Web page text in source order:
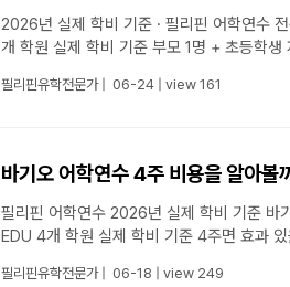
2026년 실제 학비 기준 · 필리핀 어학연수 전문 필리핀 클락 가족연수 비용 총정리 EG · GS · HELP ·
필리핀유학전문가| 06-24 view 161
바기오 어학연수 4주 비용을 알아
필리핀 어학연수 2026년 실제 학비 기준 바기오 스파르타 어학연수 한 달 비용 총정리 JIC · PINES · BECI · E-
EDU 4개 학원 실제
필리핀유학전문가| 06-18 view 249